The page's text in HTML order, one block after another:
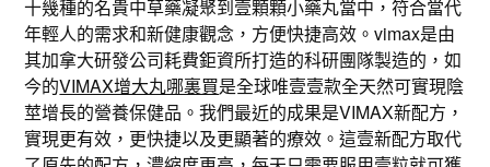
十幾種的名貴中草藥凝聚到壹顆顆小藥丸當中，符合當代
年輕人的需求和新健康觀念，方便快捷高效。vimax是由
其加拿大研發公司耗費鉅資所打造的科研團隊製造的，如
今的VIMAX增大丸哪裏買是全球唯壹壹款全天然可實現陰
莖增長的營養保健品。我們最近的成果是VIMAX新配方，
實現更有效，更快捷以及更顯著的療效。這壹新配方取代